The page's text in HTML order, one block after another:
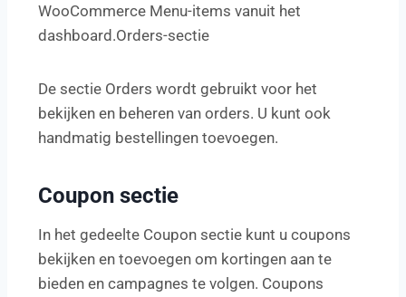
WooCommerce Menu-items vanuit het
dashboard.Orders-sectie
De sectie Orders wordt gebruikt voor het
bekijken en beheren van orders. U kunt ook
handmatig bestellingen toevoegen.
Coupon sectie
In het gedeelte Coupon sectie kunt u coupons
bekijken en toevoegen om kortingen aan te
bieden en campagnes te volgen. Coupons